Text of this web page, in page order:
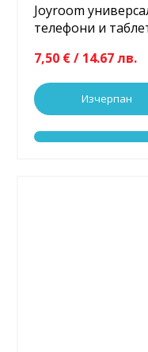
Joyroom
телефони и
7,50 € / 14.67 лв.
Изчерпан